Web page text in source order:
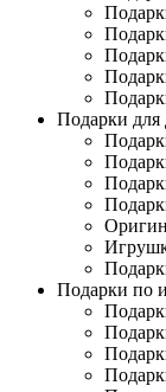
Подарки для
Подарки по